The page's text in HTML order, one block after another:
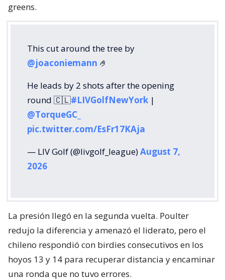
greens.
This cut around the tree by
@joaconiemann 🤌
He leads by 2 shots after the opening
round 🇨🇱#LIVGolfNewYork |
@TorqueGC_
pic.twitter.com/EsFr17KAja
— LIV Golf (@livgolf_league)August 7,
2026
La presión llegó en la segunda vuelta. Poulter
redujo la diferencia y amenazó el liderato, pero el
chileno respondió con birdies consecutivos en los
hoyos 13 y 14 para recuperar distancia y encaminar
una ronda que no tuvo errores.